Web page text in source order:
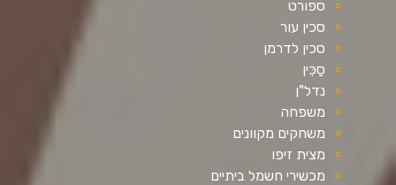
ספורט
סכין עור
סכין לדרמן
סַכִּין
נדל"ן
משפחה
משחקים מקוונים
מצית זיפו
מכשירי חשמל ביתיים